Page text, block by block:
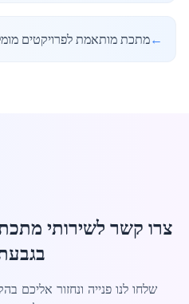
←מתכת מותאמת לפרויקטים
צרו קשר לשירותי
שלחו לנו פנייה ונחזור